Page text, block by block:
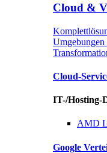
Cloud &
Cloud-
IT-/Hosting-
AMD
Google